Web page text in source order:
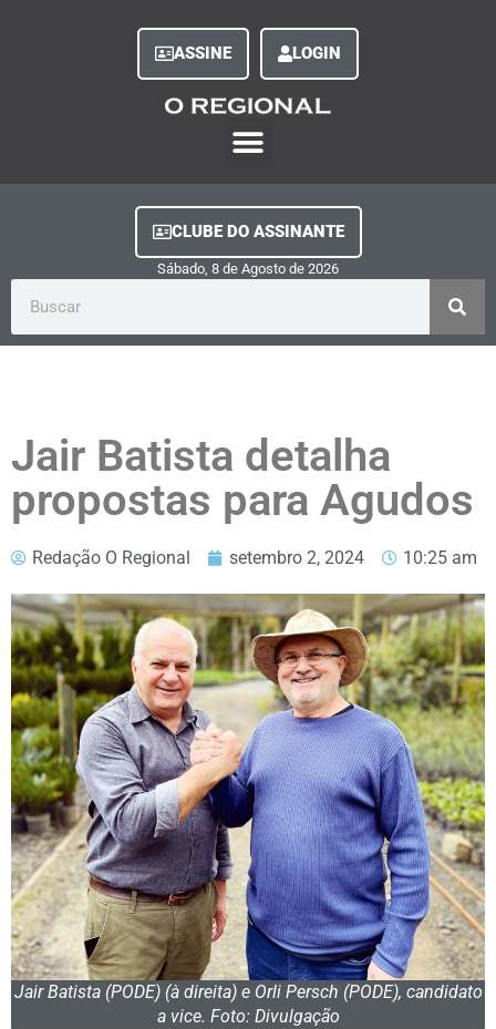
ASSINE LOGIN
CLUBE DO ASSINANTE
Sábado, 8 de Agosto de 2026
Jair Batista detalha
propostas para Agudos
Redação O Regional setembro 2, 2024 10:25 am
Jair Batista (PODE) (à direita) e Orli Persch (PODE), candidato
a vice. Foto: Divulgação